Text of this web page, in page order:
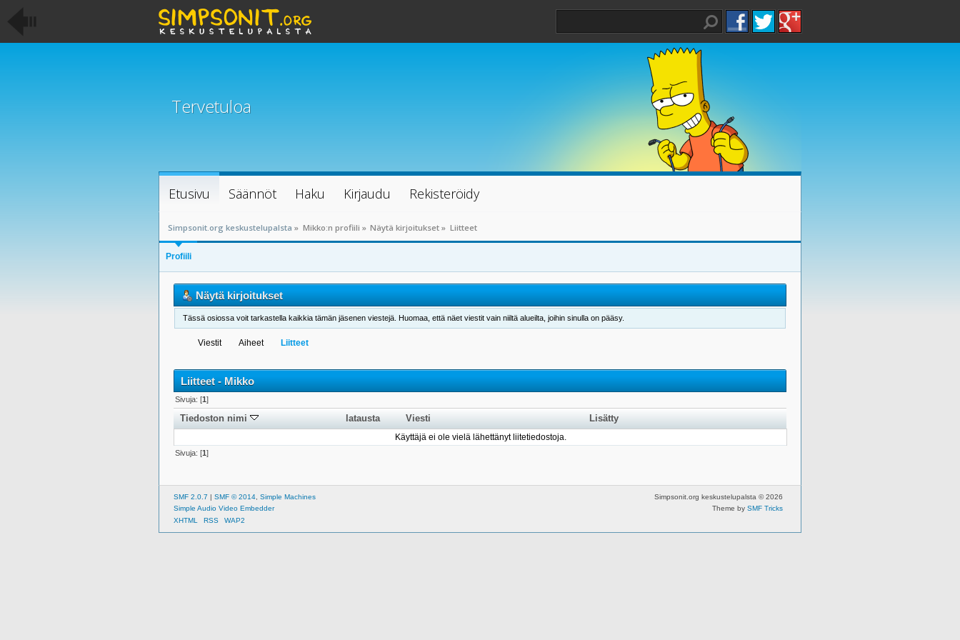
Tervetuloa
Etusivu Säännöt Haku Kirjaudu Rekisteröidy
Simpsonit.org keskustelupalsta » Mikko:n profiili » Näytä kirjoitukset » Liitteet
Profiili
Näytä kirjoitukset
Tässä osiossa voit tarkastella kaikkia tämän jäsenen viestejä. Huomaa, että näet viestit vain niiltä alueilta, joihin sinulla on pääsy.
Viestit Aiheet Liitteet
Liitteet - Mikko
Sivuja: [1]
Tiedoston nimi latausta Viesti Lisätty
Käyttäjä ei ole vielä lähettänyt liitetiedostoja.
Sivuja: [1]
Simpsonit.org keskustelupalsta © 2026
Theme by SMF Tricks
SMF 2.0.7 | SMF © 2014 Simple Machines
Simple Audio Video Embedder
XHTML
RSS WAP2